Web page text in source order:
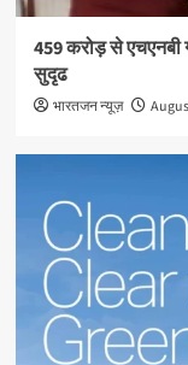
459 करोड़ से एचएनबी
सुदृढ
भारतजन न्यूज़